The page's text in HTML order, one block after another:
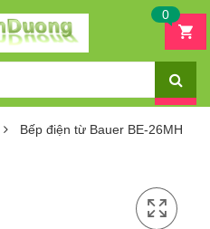
0
Bếp điện từ Bauer BE-26MH